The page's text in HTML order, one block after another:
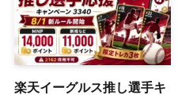
楽天イーグルス推し選手キ